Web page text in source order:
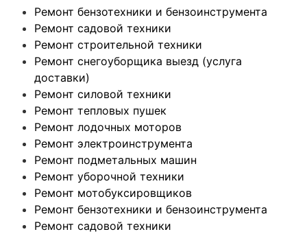
Ремонт бензотехники и бензоинструмента
Ремонт садовой техники
Ремонт строительной техники
Ремонт снегоуборщика выезд (услуга
доставки)
Ремонт силовой техники
Ремонт тепловых пушек
Ремонт лодочных моторов
Ремонт электроинструмента
Ремонт подметальных машин
Ремонт уборочной техники
Ремонт мотобуксировщиков
Ремонт бензотехники и бензоинструмента
Ремонт садовой техники